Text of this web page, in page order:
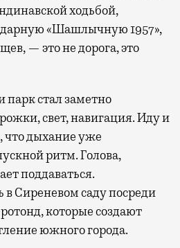
ходьбой,
«Шашлычную 1957»,
— это не дорога, это
парк стал заметно
свет, навигация. Иду и
что дыхание уже
ритм. Голова,
поддаваться.
в Сиреневом саду посреди
которые создают
южного города.